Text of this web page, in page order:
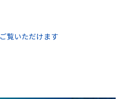
ご覧いただけます